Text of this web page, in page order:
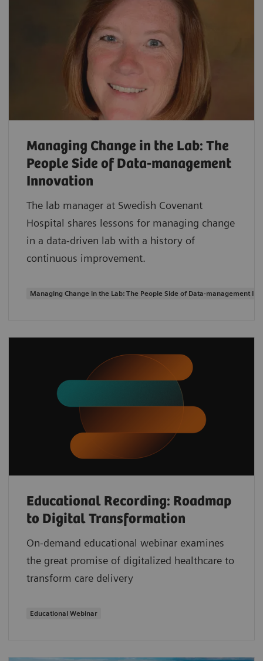
Managing Change in the Lab: The
People Side of Data-management
Innovation
The lab manager at Swedish Covenant
Hospital shares lessons for managing change
in a data-driven lab with a history of
continuous improvement.
Managing Change in the Lab: The People Side of Data-management
Educational Recording: Roadmap
to Digital Transformation
On-demand educational webinar examines
the great promise of digitalized healthcare to
transform care delivery
Educational Webinar